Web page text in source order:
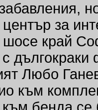
център за
шосе край
Любо
към